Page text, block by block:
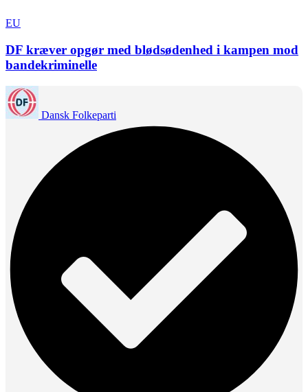
EU
DF kræver opgør med blødsødenhed i kampen mod
bandekriminelle
Dansk Folkeparti